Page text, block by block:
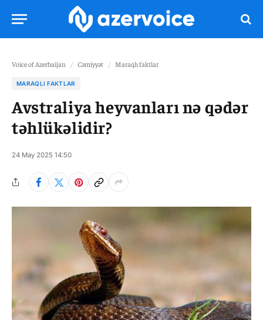
Voice of Azerbaijan / Cəmiyyət / Maraqlı faktlar
MARAQLI FAKTLAR
Avstraliya heyvanları nə qədər
təhlükəlidir?
24 May 2025 14:50